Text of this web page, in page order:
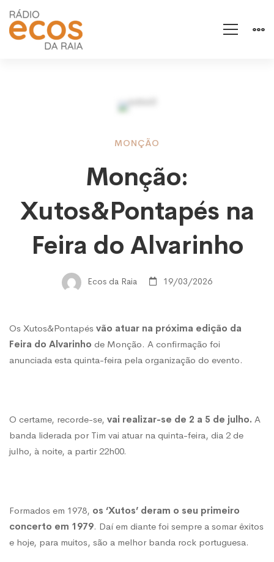
Monção:
Xutos&Pontapés
na
Feira
do
Alvarinho
MONÇÃO
Monção:
Xutos&Pontapés na
Feira do Alvarinho
Ecos da Raia 19/03/2026
Os Xutos&Pontapés vão atuar na próxima edição da
Feira do Alvarinho de Monção. A confirmação foi
anunciada esta quinta-feira pela organização do evento.
O certame, recorde-se, vai realizar-se de 2 a 5 de julho. A
banda liderada por Tim vai atuar na quinta-feira, dia 2 de
julho, à noite, a partir 22h00.
Formados em 1978, os ‘Xutos’ deram o seu primeiro
concerto em 1979. Daí em diante foi sempre a somar êxitos
e hoje, para muitos, são a melhor banda rock portuguesa.